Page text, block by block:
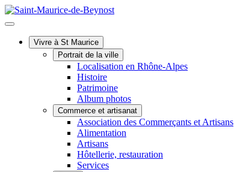
Vivre à St Maurice
Portrait de la ville
Localisation en Rhône-Alpes
Histoire
Patrimoine
Album photos
Commerce et artisanat
Association des Commerçants et Artisans
Alimentation
Artisans
Hôtellerie, restauration
Services